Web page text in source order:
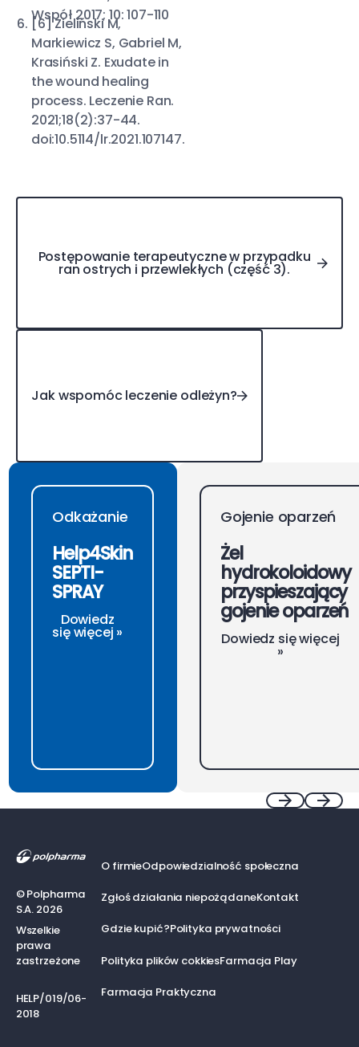
Współ 2017; 10: 107-110
[6] Zieliński M,
Markiewicz S, Gabriel M,
Krasiński Z. Exudate in
the wound healing
process. Leczenie Ran.
2021;18(2):37-44.
doi:10.5114/lr.2021.107147.
Postępowanie terapeutyczne w przypadku ran
Postępowanie terapeutyczne w przypadku
ran ostrych i przewlekłych (część 3).
Jak wspomóc leczenie odleżyn?
Jak wspomóc leczenie odleżyn?
Odkażanie
Help4Skin
SEPTI-
SPRAY
Dowiedz
się więcej »
Gojenie oparzeń
Żel
hydrokoloidowy
przyspieszający
gojenie oparzeń
Dowiedz się więcej
»
©Polpharma
S.A. 2026
Wszelkie
prawa
zastrzeżone
HELP/019/06-
2018
O firmieOdpowiedzialność społeczna
Zgłoś działania niepożądaneKontakt
Gdzie kupić?Polityka prywatności
Polityka plików cokkiesFarmacja Play
Farmacja Praktyczna